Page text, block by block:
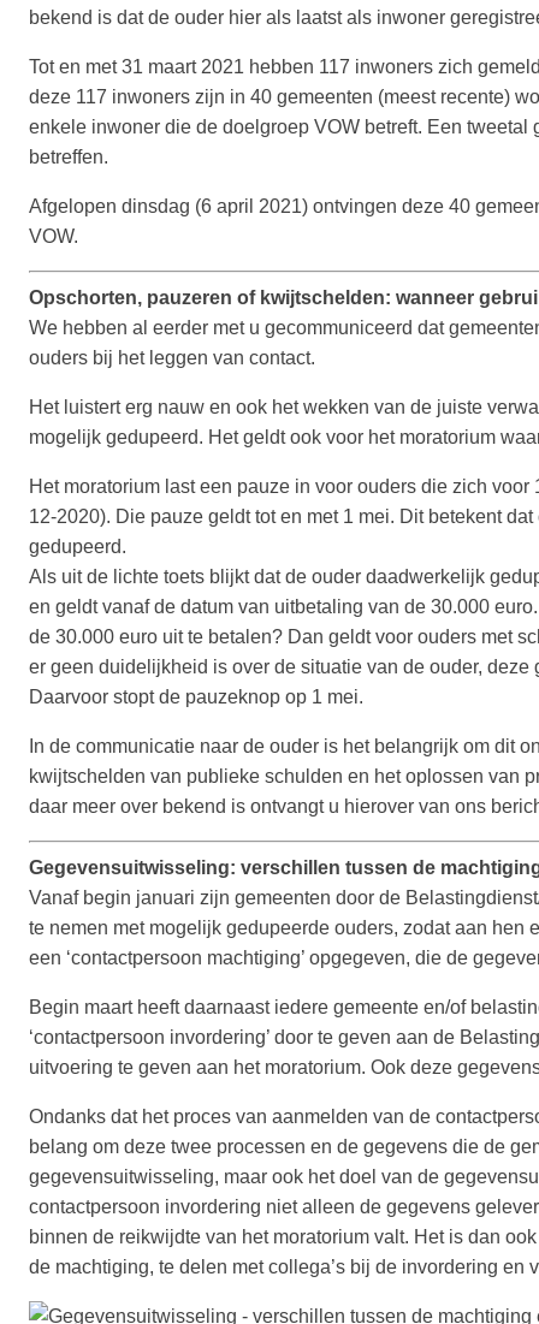
bekend is dat de ouder hier als laatst als inwoner
Tot en met 31 maart 2021 hebben 117 inwoners zich
deze 117 inwoners zijn in 40 gemeenten (meest recente)
enkele inwoner die de doelgroep VOW betreft. Een
betreffen.
Afgelopen dinsdag (6 april 2021) ontvingen deze 40
VOW.
Opschorten, pauzeren of kwijtschelden: wanneer
We hebben al eerder met u gecommuniceerd dat
ouders bij het leggen van contact.
Het luistert erg nauw en ook het wekken van de juiste
mogelijk gedupeerd. Het geldt ook voor het moratorium
Het moratorium last een pauze in voor ouders die zich
12-2020). Die pauze geldt tot en met 1 mei. Dit betekent
gedupeerd.
Als uit de lichte toets blijkt dat de ouder daadwerkelijk
en geldt vanaf de datum van uitbetaling van de 30.000
de 30.000 euro uit te betalen? Dan geldt voor ouders met
er geen duidelijkheid is over de situatie van de ouder,
Daarvoor stopt de pauzeknop op 1 mei.
In de communicatie naar de ouder is het belangrijk om dit
kwijtschelden van publieke schulden en het oplossen van
daar meer over bekend is ontvangt u hierover van ons
Gegevensuitwisseling: verschillen tussen de
Vanaf begin januari zijn gemeenten door de
te nemen met mogelijk gedupeerde ouders, zodat aan
een ‘contactpersoon machtiging’ opgegeven, die de
Begin maart heeft daarnaast iedere gemeente en/of
‘contactpersoon invordering’ door te geven aan de
uitvoering te geven aan het moratorium. Ook deze
Ondanks dat het proces van aanmelden van de
belang om deze twee processen en de gegevens die de
gegevensuitwisseling, maar ook het doel van de
contactpersoon invordering niet alleen de gegevens
binnen de reikwijdte van het moratorium valt. Het is dan
de machtiging, te delen met collega’s bij de invordering en